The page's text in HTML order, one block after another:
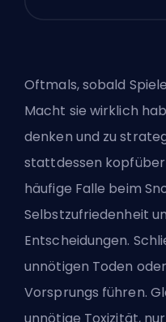
Oftmals, sobald
Macht sie wirklich
denken und zu
stattdessen kopfüber
häufige Falle beim
Selbstzufriedenheit
Entscheidungen.
unnötigen Toden
Vorsprungs führen.
unnötige Toxizität,